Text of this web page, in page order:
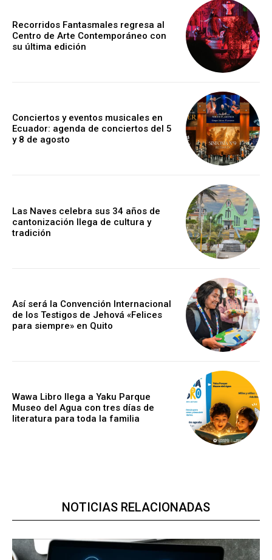
Recorridos Fantasmales regresa al
Centro de Arte Contemporáneo con
su última edición
Conciertos y eventos musicales en
Ecuador: agenda de conciertos del 5
y 8 de agosto
Las Naves celebra sus 34 años de
cantonización llega de cultura y
tradición
Así será la Convención Internacional
de los Testigos de Jehová «Felices
para siempre» en Quito
Wawa Libro llega a Yaku Parque
Museo del Agua con tres días de
literatura para toda la familia
NOTICIAS RELACIONADAS